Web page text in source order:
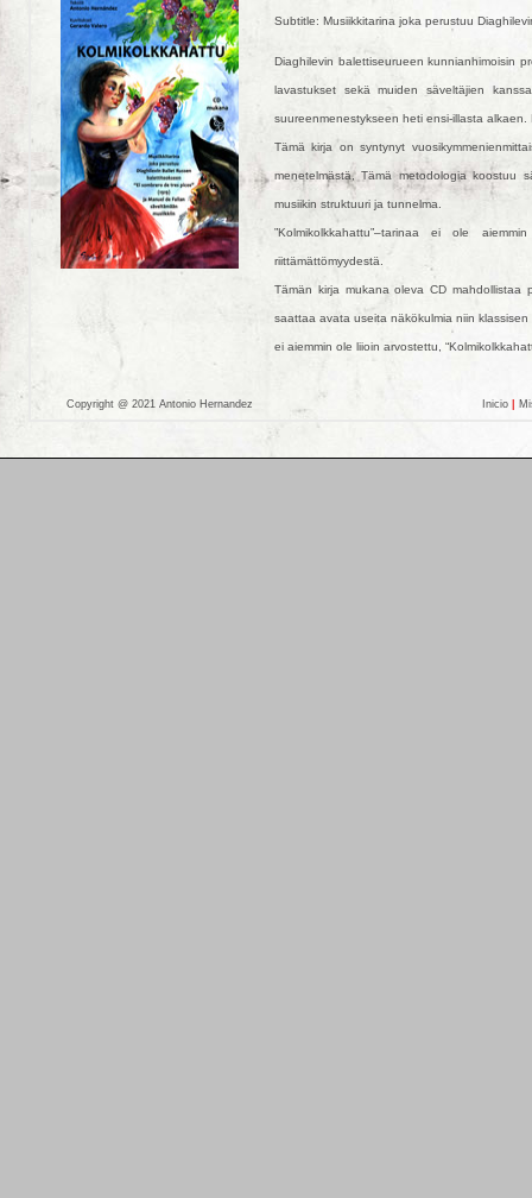
Subtitle: Musiikkitarina joka perustuu
Diaghilevin balettiseurueen kunnianhimoisin
lavastukset sekä muiden säveltäjien
suureenmenestykseen heti ensi-illasta
Tämä kirja on syntynyt
menetelmästä, Tämä metodologia koostuu
musiikin struktuuri ja tunnelma.
”Kolmikolkkahattu”–tarinaa ei ole
riittämättömyydestä.
Tämän kirja mukana oleva CD mahdollistaa
saattaa avata useita näkökulmia niin
ei aiemmin ole liioin arvostettu,
Copyright @ 2021 Antonio Hernandez Inicio